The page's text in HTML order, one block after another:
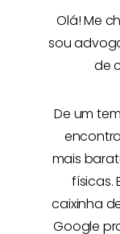
Olá! Me
sou
de
De um
mais
físicas.
caixinha
Google